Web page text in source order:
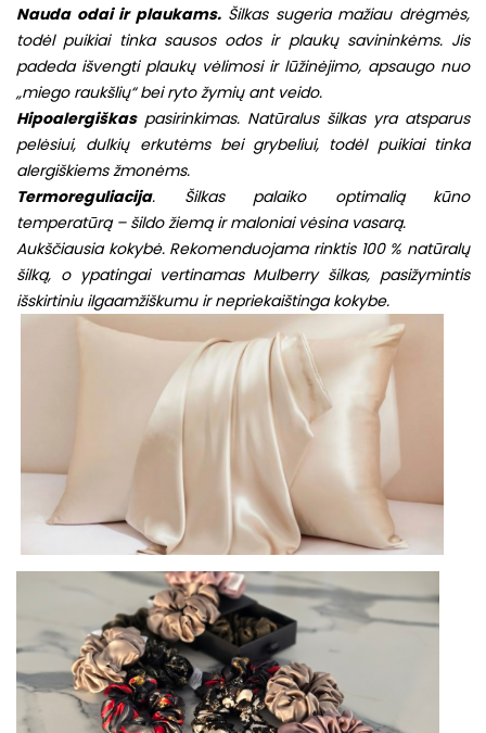
Nauda odai ir plaukams.Šilkas sugeria mažiau drėgmės,
todėl puikiai tinka sausos odos ir plaukų savininkėms. Jis
padeda išvengti plaukų vėlimosi ir lūžinėjimo, apsaugo nuo
„miego raukšlių“ bei ryto žymių ant veido.
Hipoalergiškaspasirinkimas. Natūralus šilkas yra atsparus
pelėsiui, dulkių erkutėms bei grybeliui, todėl puikiai tinka
alergiškiems žmonėms.
Termoreguliacija. Šilkas palaiko optimalią kūno
temperatūrą – šildo žiemą ir maloniai vėsina vasarą.
Aukščiausia kokybė. Rekomenduojama rinktis 100 % natūralų
šilką, o ypatingai vertinamas Mulberry šilkas, pasižymintis
išskirtiniu ilgaamžiškumu ir nepriekaištinga kokybe.